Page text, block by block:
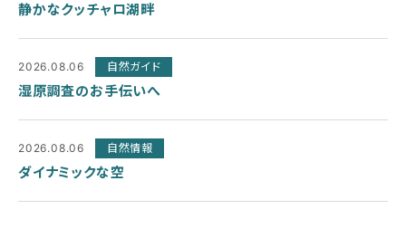
静かなクッチャロ湖畔
2026.08.06 自然ガイド
湿原調査のお手伝いへ
2026.08.06 自然情報
ダイナミックな空